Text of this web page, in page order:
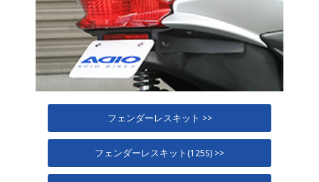
フェンダーレスキット >>
フェンダーレスキット(125S) >>